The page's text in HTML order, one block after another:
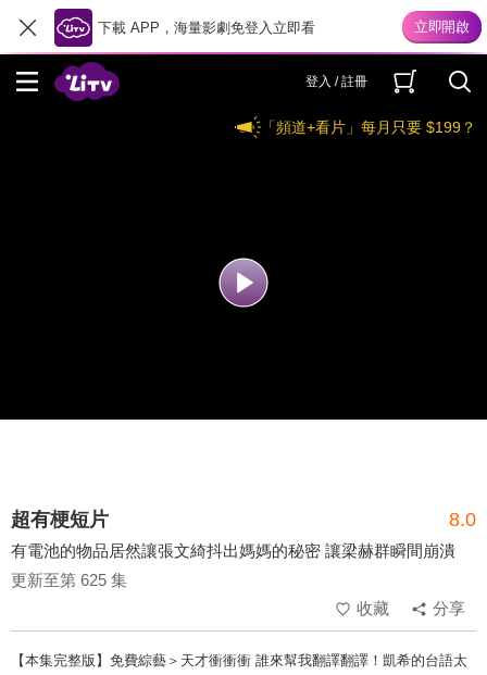
下載 APP，海量影劇免登入立即看
登入 / 註冊
「頻道+看片」每月只要 $199？
超有梗短片 8.0
有電池的物品居然讓張文綺抖出媽媽的秘密 讓梁赫群瞬間崩潰
更新至第 625 集
收藏
分享
【本集完整版】免費綜藝＞天才衝衝衝 誰來幫我翻譯翻譯！凱希的台語太